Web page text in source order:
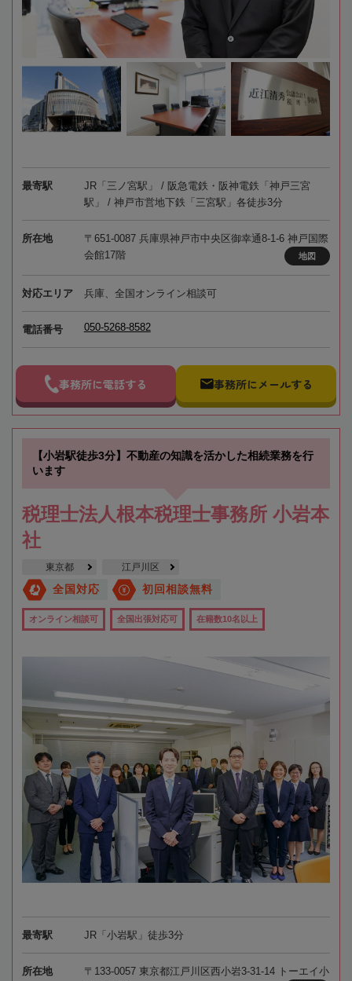
最寄駅
JR「三ノ宮駅」 / 阪急電鉄・阪神電鉄「神戸三宮
駅」 / 神戸市営地下鉄「三宮駅」各徒歩3分
所在地
〒651-0087 兵庫県神戸市中央区御幸通8-1-6 神戸国際
会館17階
地図
対応エリア 兵庫、全国オンライン相談可
電話番号 050-5268-8582
事務所に電話する 事務所にメールする
【小岩駅徒歩3分】不動産の知識を活かした相続業務を行
います
税理士法人根本税理士事務所 小岩本
社
東京都 江戸川区
全国対応 初回相談無料
オンライン相談可 全国出張対応可 在籍数10名以上
最寄駅 JR「小岩駅」徒歩3分
所在地
〒133-0057 東京都江戸川区西小岩3-31-14 トーエイ小